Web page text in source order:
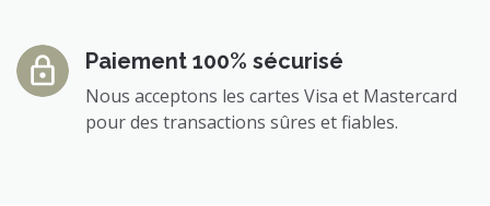
Paiement 100% sécurisé
Nous acceptons les cartes Visa et Mastercard
pour des transactions sûres et fiables.